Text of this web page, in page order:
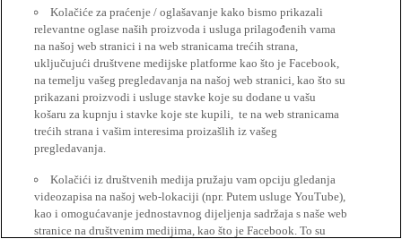
Kolačiće za praćenje / oglašavanje kako bismo prikazali
relevantne oglase naših proizvoda i usluga prilagođenih vama
na našoj web stranici i na web stranicama trećih strana,
uključujući društvene medijske platforme kao što je Facebook,
na temelju vašeg pregledavanja na našoj web stranici, kao što su
prikazani proizvodi i usluge stavke koje su dodane u vašu
košaru za kupnju i stavke koje ste kupili, te na web stranicama
trećih strana i vašim interesima proizašlih iz vašeg
pregledavanja.
Kolačići iz društvenih medija pružaju vam opciju gledanja
videozapisa na našoj web-lokaciji (npr. Putem usluge YouTube),
kao i omogućavanje jednostavnog dijeljenja sadržaja s naše web
stranice na društvenim medijima, kao što je Facebook. To su